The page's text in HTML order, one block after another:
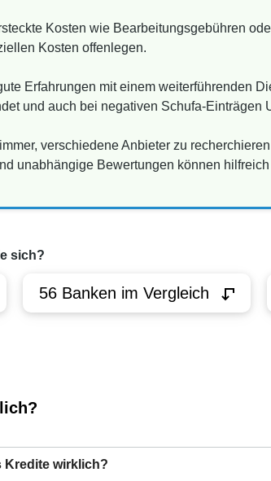
Kosten wie Bearbeitungsgebühren
Kosten offenlegen.
Erfahrungen mit einem weiterführenden
und auch bei negativen Schufa-Einträgen
verschiedene Anbieter zu
unabhängige Bewertungen können
sich?
56 Banken im Vergleich
Kredite wirklich?